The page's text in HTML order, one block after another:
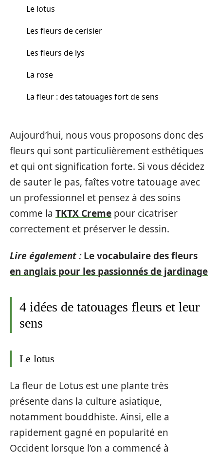
Le lotus
Les fleurs de cerisier
Les fleurs de lys
La rose
La fleur : des tatouages fort de sens
Aujourd’hui, nous vous proposons donc des
fleurs qui sont particulièrement esthétiques
et qui ont signification forte. Si vous décidez
de sauter le pas, faîtes votre tatouage avec
un professionnel et pensez à des soins
comme la TKTX Creme pour cicatriser
correctement et préserver le dessin.
Lire également : Le vocabulaire des fleurs
en anglais pour les passionnés de jardinage
4 idées de tatouages fleurs et leur
sens
Le lotus
La fleur de Lotus est une plante très
présente dans la culture asiatique,
notamment bouddhiste. Ainsi, elle a
rapidement gagné en popularité en
Occident lorsque l’on a commencé à